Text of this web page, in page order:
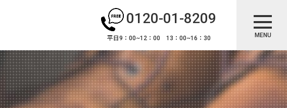
0120-01-8209
平日9：00~12：00 13：00~16：30 MENU